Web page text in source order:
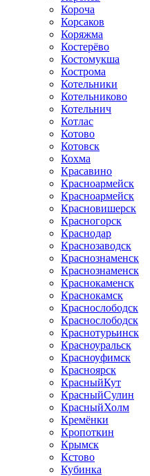
Короча
Корсаков
Коряжма
Костерёво
Костомукша
Кострома
Котельники
Котельниково
Котельнич
Котлас
Котово
Котовск
Кохма
Красавино
Красноармейск
Красноармейск
Красновишерск
Красногорск
Краснодар
Краснозаводск
Краснознаменск
Краснознаменск
Краснокаменск
Краснокамск
Краснослободск
Краснослободск
Краснотурьинск
Красноуральск
Красноуфимск
Красноярск
КрасныйКут
КрасныйСулин
КрасныйХолм
Кремёнки
Кропоткин
Крымск
Кстово
Кубинка